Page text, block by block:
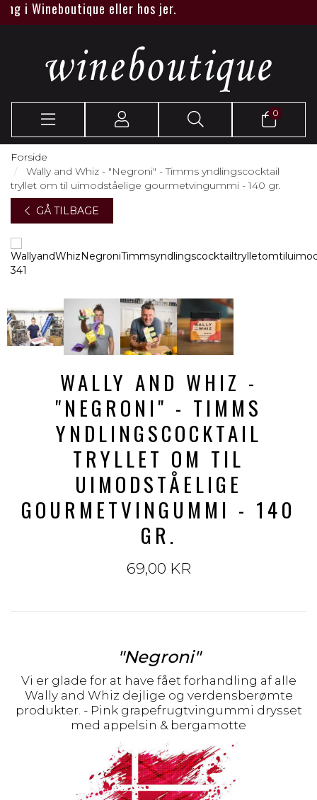
Wineboutique eller hos jer.
0
Forside
Wally and Whiz - "Negroni" - Timms yndlingscocktail
tryllet om til uimodståelige gourmetvingummi - 140 gr.
GÅ TILBAGE
WALLY AND WHIZ -
"NEGRONI" - TIMMS
YNDLINGSCOCKTAIL
TRYLLET OM TIL
UIMODSTÅELIGE
GOURMETVINGUMMI - 140
GR.
69,00 KR
"Negroni"
Vi er glade for at have fået forhandling af alle
Wally and Whiz dejlige og verdensberømte
produkter. - Pink grapefrugtvingummi drysset
med appelsin & bergamotte